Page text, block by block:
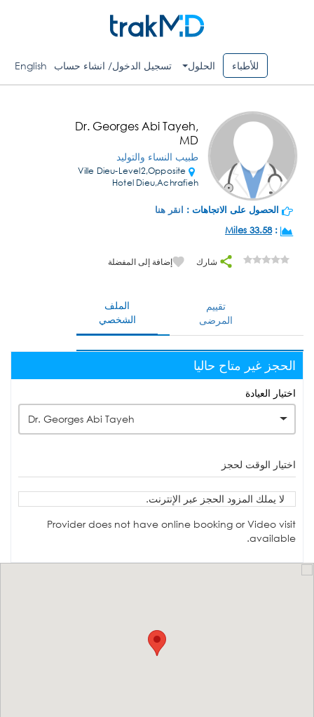
للأطباء الحلول تسجيل الدخول/ انشاء حساب English
Dr. Georges Abi Tayeh,
MD
طبيب النساء والتوليد
Ville Dieu-Level2,Opposite
Hotel Dieu,Achrafieh
الحصول على الاتجاهات : انقر هنا
:
33.58 Miles
شارك إضافة إلى المفضلة
الملف
الشخصي
تقييم
المرضى
الحجز غير متاح حاليا
اختيار العيادة
Dr. Georges Abi Tayeh
اختيار الوقت لحجز
لا يملك المزود الحجز عبر الإنترنت.
Provider does not have online booking or Video visit
available.